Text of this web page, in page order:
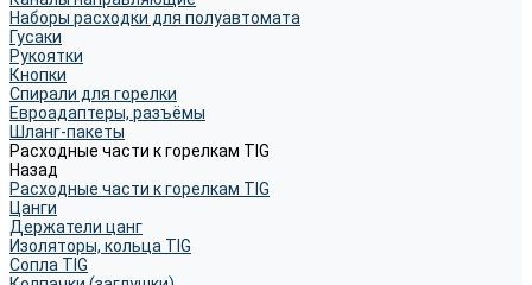
Наборы расходки для полуавтомата
Гусаки
Рукоятки
Кнопки
Спирали для горелки
Евроадаптеры, разъёмы
Шланг-пакеты
Расходные части к горелкам TIG
Назад
Расходные части к горелкам TIG
Цанги
Держатели цанг
Изоляторы, кольца TIG
Сопла TIG